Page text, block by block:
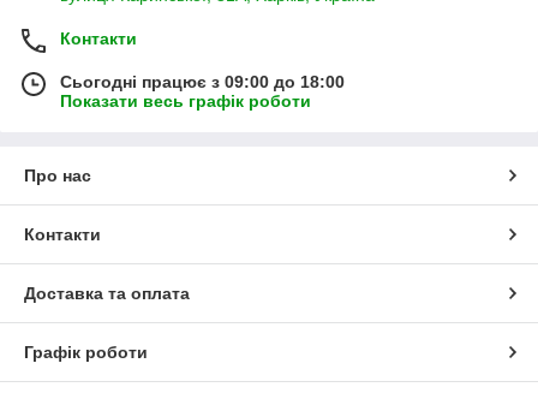
Контакти
Сьогодні працює з 09:00 до 18:00
Показати весь графік роботи
Про нас
Контакти
Доставка та оплата
Графік роботи